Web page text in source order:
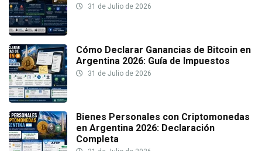
31 de Julio de 2026
Cómo Declarar Ganancias de Bitcoin en
Argentina 2026: Guía de Impuestos
31 de Julio de 2026
Bienes Personales con Criptomonedas
en Argentina 2026: Declaración
Completa